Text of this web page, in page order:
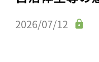
2026/07/12